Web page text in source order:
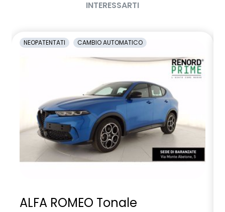
impunture giallo fresh
sensori di parcheggio anteriori/posteriori/laterali
sistema di controllo della pressione pneumatici indiretto
sistema di frenata d'emergenza attiva
sistema multimediale openR link 10.4" con Google integrato
volante in pelle
INTERESSARTI
NEOPATENTATI CAMBIO AUTOMATICO
ALFA ROMEO Tonale